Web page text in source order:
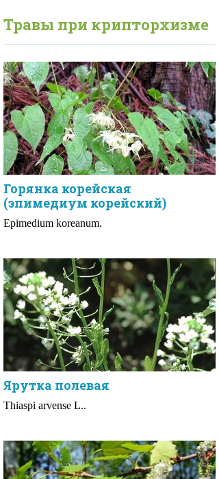
Травы при крипторхизме
Горянка корейская
(эпимедиум корейский)
Epimedium koreanum.
Ярутка полевая
Thiaspi arvense L..